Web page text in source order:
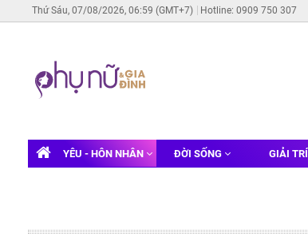
Thứ Sáu, 07/08/2026, 06:59 (GMT+7) Hotline: 0909 750 307
YÊU - HÔN NHÂN ĐỜI SỐNG GIẢI TRÍ